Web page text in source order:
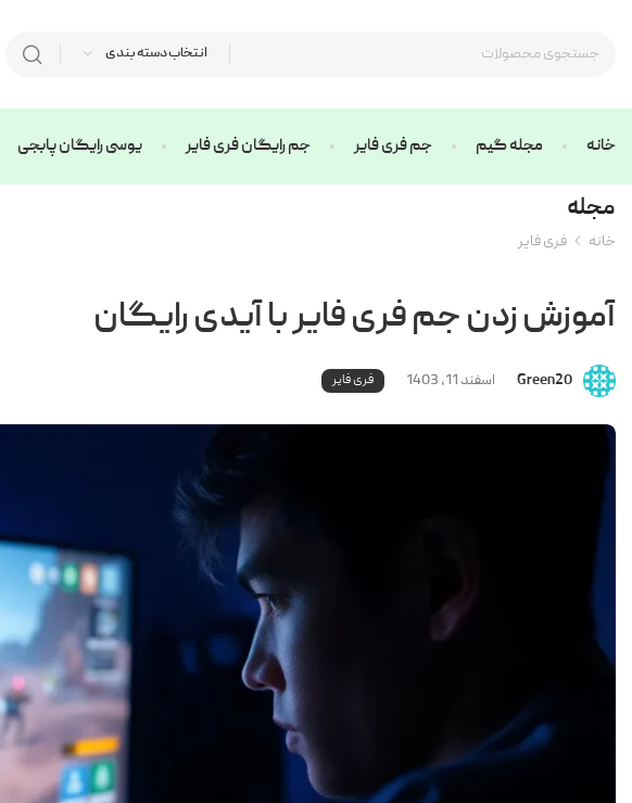
انتخاب دسته بندی
خانه مجله گیم جم فری فایر جم رایگان فری فایر یوسی رایگان پابجی
مجله
خانه فری فایر
آموزش زدن جم فری فایر با آیدی رایگان
Green20 اسفند 11, 1403 فری فایر